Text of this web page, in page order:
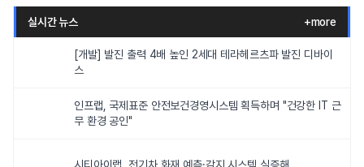
실시간 뉴스 +more
[개발] 발진 출력 4배 높인 2세대 테라헤르츠파 발진 디바이
스
인프랩, 국제표준 안전보건경영시스템 획득하며 "건강한 IT 근
무 환경 공인"